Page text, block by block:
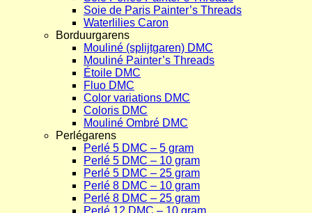
Soie de Paris Painter’s Threads
Waterlilies Caron
Borduurgarens
Mouliné (splijtgaren) DMC
Mouliné Painter’s Threads
Étoile DMC
Fluo DMC
Color variations DMC
Coloris DMC
Mouliné Ombré DMC
Perlégarens
Perlé 5 DMC – 5 gram
Perlé 5 DMC – 10 gram
Perlé 5 DMC – 25 gram
Perlé 8 DMC – 10 gram
Perlé 8 DMC – 25 gram
Perlé 12 DMC – 10 gram